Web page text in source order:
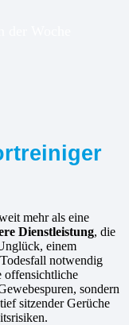
mehr als eine
Dienstleistung, die
einem
notwendig
offensichtliche
sondern
tief sitzender Gerüche